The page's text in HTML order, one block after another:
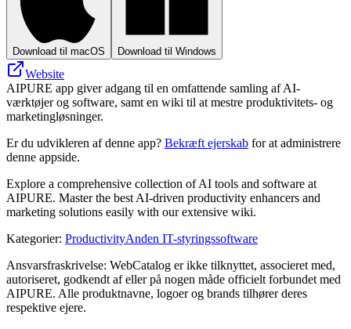
Download til macOS Download til Windows
Website
AIPURE app giver adgang til en omfattende samling af AI-
værktøjer og software, samt en wiki til at mestre produktivitets- og
marketingløsninger.
Er du udvikleren af denne app? Bekræft ejerskab for at administrere
denne appside.
Explore a comprehensive collection of AI tools and software at
AIPURE. Master the best AI-driven productivity enhancers and
marketing solutions easily with our extensive wiki.
Kategorier: ProductivityAnden IT-styringssoftware
Ansvarsfraskrivelse: WebCatalog er ikke tilknyttet, associeret med,
autoriseret, godkendt af eller på nogen måde officielt forbundet med
AIPURE. Alle produktnavne, logoer og brands tilhører deres
respektive ejere.